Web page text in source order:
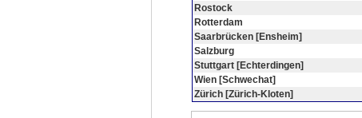
Rostock
Rotterdam
Saarbrücken [Ensheim]
Salzburg
Stuttgart [Echterdingen]
Wien [Schwechat]
Zürich [Zürich-Kloten]